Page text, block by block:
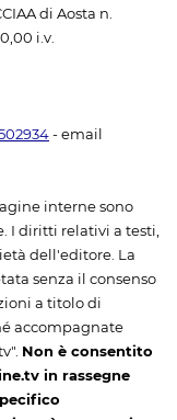
di Aosta n.
i.v.
- email
interne sono
I diritti relativi a testi,
dell'editore. La
senza il consenso
a titolo di
accompagnate
Non è consentito
in rassegne